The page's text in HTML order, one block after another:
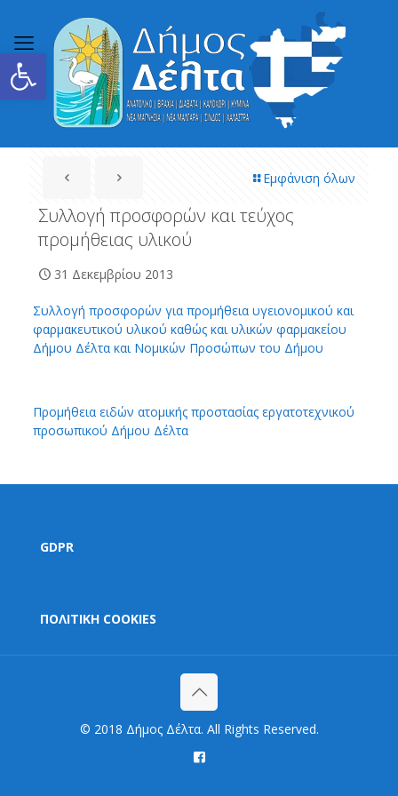
Ανοίξτε τη γραμμή εργαλείων
Εμφάνιση όλων
Συλλογή προσφορών και τεύχος
προμήθειας υλικού
31 Δεκεμβρίου 2013
Συλλογή προσφορών για προμήθεια υγειονομικού και
φαρμακευτικού υλικού καθώς και υλικών φαρμακείου
Δήμου Δέλτα και Νομικών Προσώπων του Δήμου
Προμήθεια ειδών ατομικής προστασίας εργατοτεχνικού
προσωπικού Δήμου Δέλτα
GDPR
ΠΟΛΙΤΙΚΗ COOKIES
© 2018 Δήμος Δέλτα. All Rights Reserved.